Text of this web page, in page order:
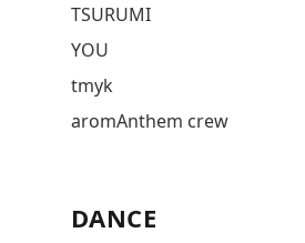
TSURUMI
YOU
tmyk
aromAnthem crew
DANCE